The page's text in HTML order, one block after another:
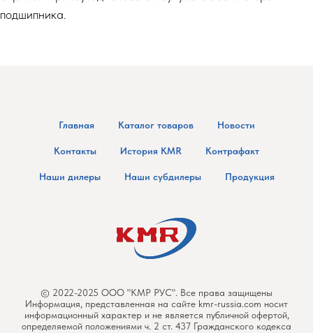
подшипника.
Главная Каталог товаров Новости
Контакты История KMR Контрафакт
Наши дилеры Наши субдилеры Продукция
© 2022-2025 ООО "КМР РУС". Все права защищены
Информация, представленная на сайте kmr-russia.com носит
информационный характер и не является публичной офертой,
определяемой положениями ч. 2 ст. 437 Гражданского кодекса